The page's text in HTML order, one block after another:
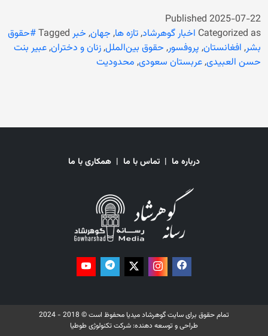
دست‌آورد خانم العبیدی به عنوان «افتخار ملی» در این کشور شناخته می‌شود.
در حالی، خانم العبیدی این عنوان را کسب می‌کند که حکومت سرپرست از زمان
تسلط دوباره بر افغانستان محدودیت‌های گسترده بر حقوق و آزادی‌های اساسی
زنان وضع و آنان را از آموزش و کار محروم کرده‌اند. این اقدام حکومت فعلی
Published 2025-07-22
Categorized as اخبار گوهرشاد,تازه ها, جهان, خبر Tagged#حقوق
بشر, افغانستان, پروفسور, حقوق بین‌الملل,زنان و دختران,عبیر بنت
حسن العبیدی,عربستان سعودی, محدودیت
درباره ما | تماس با ما | همکاری با ما
تمام حقوق برای سایت گوهرشاد میدیا محفوظ است © 2018 - 2024
طراحی و توسعه دهنده: شرکت تکنولوژی طوطیا